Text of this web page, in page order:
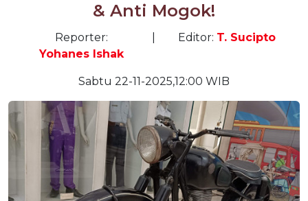
& Anti Mogok!
Reporter:
Yohanes Ishak
Editor: T. Sucipto
Sabtu 22-11-2025,12:00 WIB